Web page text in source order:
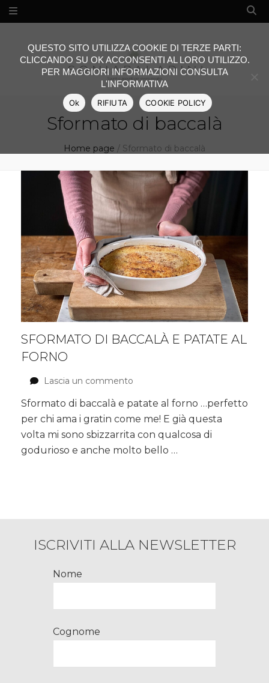
Sformato di baccalà
Home page / Sformato di baccalà
SFORMATO DI BACCALÀ E PATATE AL
FORNO
Lascia un commento
di
baccalà
e
patate
al
Sformato di baccalà e patate al forno …perfetto
per chi ama i gratin come me! E già questa
volta mi sono sbizzarrita con qualcosa di
godurioso e anche molto bello …
QUESTO SITO UTILIZZA COOKIE DI TERZE PARTI:
CLICCANDO SU OK ACCONSENTI AL LORO UTILIZZO.
PER MAGGIORI INFORMAZIONI CONSULTA
L'INFORMATIVA
Ok RIFIUTA COOKIE POLICY
ISCRIVITI ALLA NEWSLETTER
Nome
Cognome